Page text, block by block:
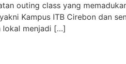
outing class yang
Kampus ITB Cirebon dan
lokal menjadi […]